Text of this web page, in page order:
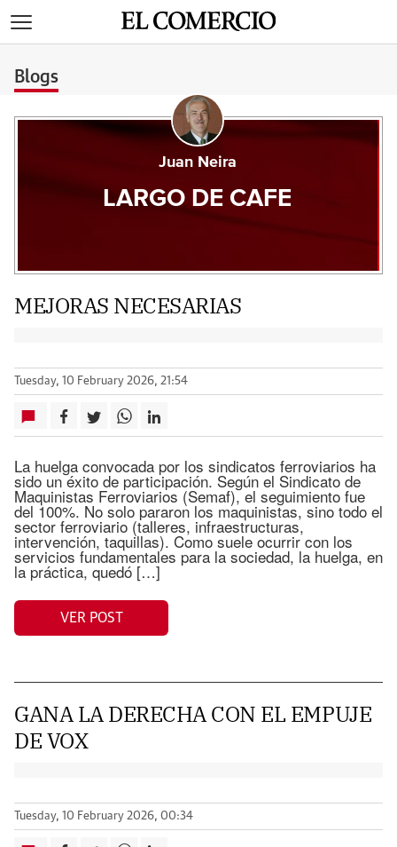
Blogs
Juan Neira
LARGO DE CAFE
MEJORAS NECESARIAS
Tuesday, 10 February 2026, 21:54
La huelga convocada por los sindicatos ferroviarios ha
sido un éxito de participación. Según el Sindicato de
Maquinistas Ferroviarios (Semaf), el seguimiento fue
del 100%. No solo pararon los maquinistas, sino todo el
sector ferroviario (talleres, infraestructuras,
intervención, taquillas). Como suele ocurrir con los
servicios fundamentales para la sociedad, la huelga, en
la práctica, quedó […]
VER POST
GANA LA DERECHA CON EL EMPUJE
DE VOX
Tuesday, 10 February 2026, 00:34